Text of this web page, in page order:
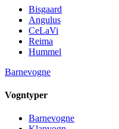
Bisgaard
Angulus
CeLaVi
Reima
Hummel
Barnevogne
Vogntyper
Barnevogne